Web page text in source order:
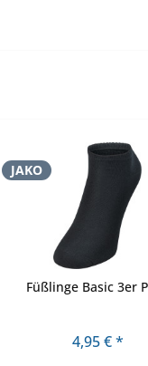
JAKO
Füßlinge Basic 3er
4,95 € *